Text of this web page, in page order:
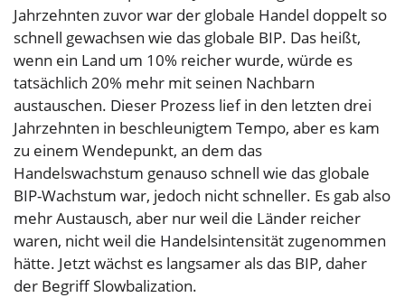
Jahrzehnten zuvor war der globale Handel doppelt so
schnell gewachsen wie das globale BIP. Das heißt,
wenn ein Land um 10% reicher wurde, würde es
tatsächlich 20% mehr mit seinen Nachbarn
austauschen. Dieser Prozess lief in den letzten drei
Jahrzehnten in beschleunigtem Tempo, aber es kam
zu einem Wendepunkt, an dem das
Handelswachstum genauso schnell wie das globale
BIP-Wachstum war, jedoch nicht schneller. Es gab also
mehr Austausch, aber nur weil die Länder reicher
waren, nicht weil die Handelsintensität zugenommen
hätte. Jetzt wächst es langsamer als das BIP, daher
der Begriff Slowbalization.